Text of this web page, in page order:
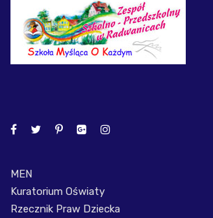
MEN
Kuratorium Oświaty
Rzecznik Praw Dziecka